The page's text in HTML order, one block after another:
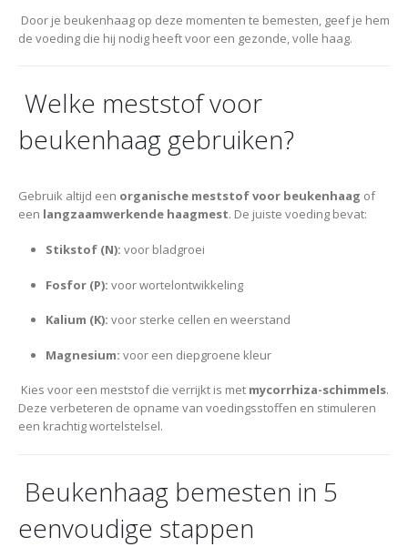
Door je beukenhaag op deze momenten te bemesten, geef je hem
de voeding die hij nodig heeft voor een gezonde, volle haag.
Welke meststof voor
beukenhaag gebruiken?
Gebruik altijd een organische meststof voor beukenhaag of
een langzaamwerkende haagmest. De juiste voeding bevat:
Stikstof (N): voor bladgroei
Fosfor (P): voor wortelontwikkeling
Kalium (K): voor sterke cellen en weerstand
Magnesium: voor een diepgroene kleur
Kies voor een meststof die verrijkt is met mycorrhiza-schimmels.
Deze verbeteren de opname van voedingsstoffen en stimuleren
een krachtig wortelstelsel.
Beukenhaag bemesten in 5
eenvoudige stappen